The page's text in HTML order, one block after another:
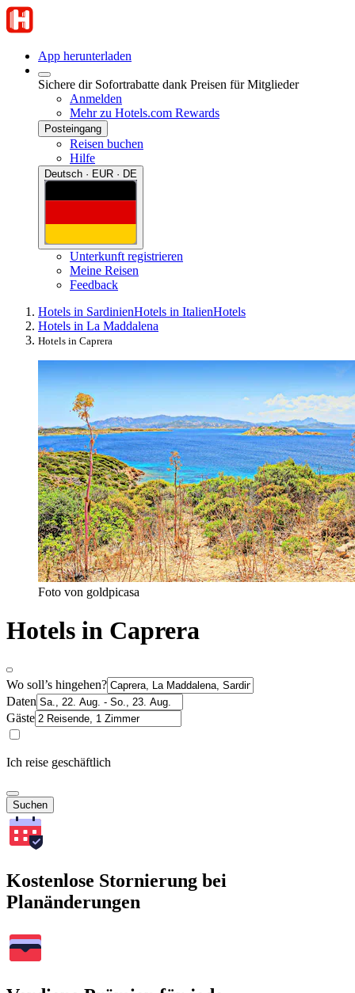
App herunterladen
Sichere dir Sofortrabatte dank Preisen für Mitglieder
Anmelden
Mehr zu Hotels.com Rewards
Posteingang
Reisen buchen
Hilfe
Deutsch · EUR · DE
Unterkunft registrieren
Meine Reisen
Feedback
Hotels in SardinienHotels in ItalienHotels
Hotels in La Maddalena
Hotels in Caprera
Foto von goldpicasa
Hotels in Caprera
Wo soll’s hingehen?
Daten
Gäste
Ich reise geschäftlich
Suchen
Kostenlose Stornierung bei
Planänderungen